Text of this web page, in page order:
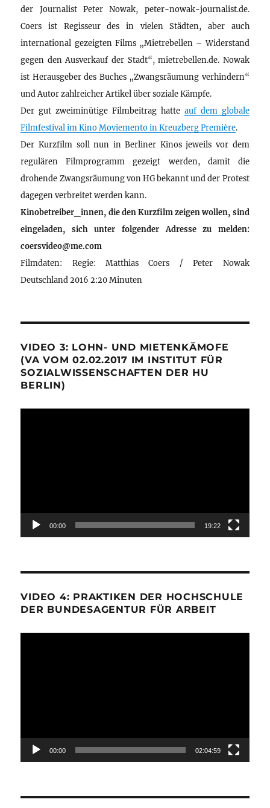
der Journalist Peter Nowak, peter-nowak-journalist.de.
Coers ist Regisseur des in vielen Städten, aber auch
international gezeigten Films „Mietrebellen – Widerstand
gegen den Ausverkauf der Stadt“, mietrebellen.de. Nowak
ist Herausgeber des Buches „Zwangsräumung verhindern“
und Autor zahlreicher Artikel über soziale Kämpfe.
Der gut zweiminütige Filmbeitrag hatte auf dem globale
Filmfestival im Kino Moviemento in Kreuzberg Première.
Der Kurzfilm soll nun in Berliner Kinos jeweils vor dem
regulären Filmprogramm gezeigt werden, damit die
drohende Zwangsräumung von HG bekannt und der Protest
dagegen verbreitet werden kann.
Kinobetreiber_innen, die den Kurzfilm zeigen wollen, sind
eingeladen, sich unter folgender Adresse zu melden:
coersvideo@me.com
Filmdaten: Regie: Matthias Coers / Peter Nowak
Deutschland 2016 2:20 Minuten
VIDEO 3: LOHN- UND MIETENKÄMOFE
(VA VOM 02.02.2017 IM INSTITUT FÜR
SOZIALWISSENSCHAFTEN DER HU
BERLIN)
00:00 19:22
VIDEO 4: PRAKTIKEN DER HOCHSCHULE
DER BUNDESAGENTUR FÜR ARBEIT
00:00 02:04:59